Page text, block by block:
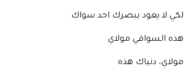
لكي لا يعود يبصرك احد سواك
هذه السواقي مولاي
مولاي، دنياك هذه